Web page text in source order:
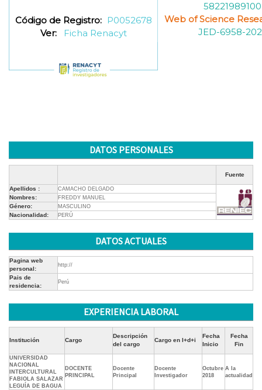
Código de Registro: P0052678
Ver:
Ficha Renacyt
58221989100
Web of Science
JED-6958-
DATOS PERSONALES
Fuente
Apellidos : CAMACHO DELGADO
Nombres: FREDDY MANUEL
Género: MASCULINO
Nacionalidad: PERÚ
DATOS ACTUALES
Pagina web
personal:
http://
Pais de
residencia:
Perú
EXPERIENCIA LABORAL
Institución Cargo
Descripción
del cargo
Cargo en I+d+i
Fecha
Inicio
Fecha
Fin
UNIVERSIDAD
NACIONAL
INTERCULTURAL
FABIOLA SALAZAR
LEGUÍA DE BAGUA
DOCENTE
PRINCIPAL
Docente
Principal
Docente
Investigador
Octubre
2018
A la
actualidad